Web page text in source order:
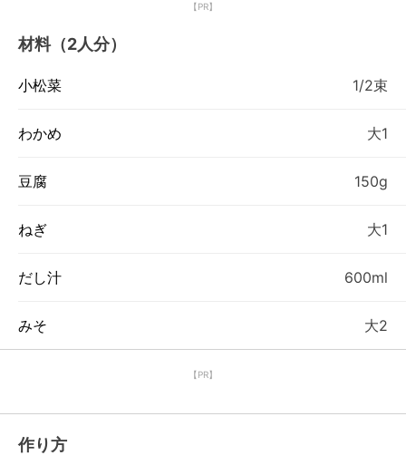
【PR】
材料（2人分）
小松菜 1/2束
わかめ 大1
豆腐 150g
ねぎ 大1
だし汁 600ml
みそ 大2
【PR】
作り方